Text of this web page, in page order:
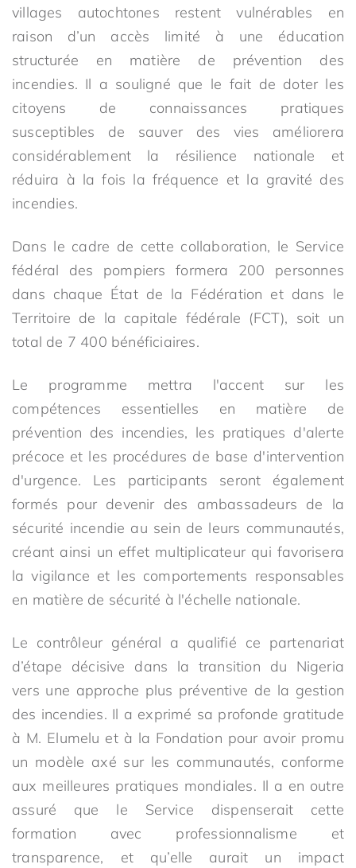
villages autochtones restent vulnérables en
raison d’un accès limité à une éducation
structurée en matière de prévention des
incendies. Il a souligné que le fait de doter les
citoyens de connaissances pratiques
susceptibles de sauver des vies améliorera
considérablement la résilience nationale et
réduira à la fois la fréquence et la gravité des
incendies.
Dans le cadre de cette collaboration, le Service
fédéral des pompiers formera 200 personnes
dans chaque État de la Fédération et dans le
Territoire de la capitale fédérale (FCT), soit un
total de 7 400 bénéficiaires.
Le programme mettra l'accent sur les
compétences essentielles en matière de
prévention des incendies, les pratiques d'alerte
précoce et les procédures de base d'intervention
d'urgence. Les participants seront également
formés pour devenir des ambassadeurs de la
sécurité incendie au sein de leurs communautés,
créant ainsi un effet multiplicateur qui favorisera
la vigilance et les comportements responsables
en matière de sécurité à l'échelle nationale.
Le contrôleur général a qualifié ce partenariat
d’étape décisive dans la transition du Nigeria
vers une approche plus préventive de la gestion
des incendies. Il a exprimé sa profonde gratitude
à M. Elumelu et à la Fondation pour avoir promu
un modèle axé sur les communautés, conforme
aux meilleures pratiques mondiales. Il a en outre
assuré que le Service dispenserait cette
formation avec professionnalisme et
transparence, et qu’elle aurait un impact